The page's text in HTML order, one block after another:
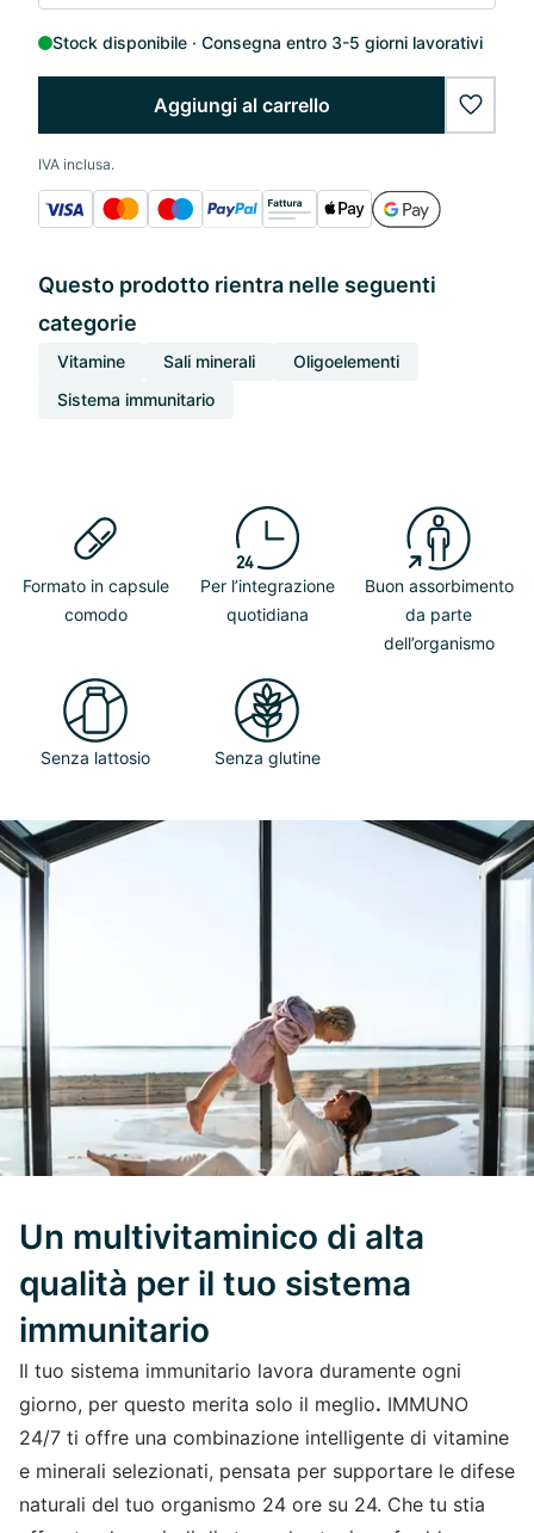
Stock disponibile Consegna entro 3-5 giorni lavorativi
Aggiungi al carrello
IVA inclusa.
Questo prodotto rientra nelle seguenti
categorie
Vitamine Sali minerali
Oligoelementi
Sistema immunitario
Formato in capsule
comodo
Per l’integrazione
quotidiana
Buon assorbimento
da parte
dell’organismo
Senza lattosio Senza glutine
Un multivitaminico di alta
qualità per il tuo sistema
immunitario
Il tuo sistema immunitario lavora duramente ogni
giorno, per questo merita solo il meglio. IMMUNO
24/7 ti offre una combinazione intelligente di vitamine
e minerali selezionati, pensata per supportare le difese
naturali del tuo organismo 24 ore su 24. Che tu stia